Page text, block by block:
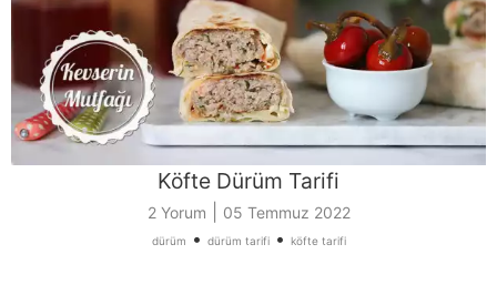
Köfte Dürüm Tarifi
2 Yorum 05 Temmuz 2022
dürüm • dürüm tarifi• köfte tarifi